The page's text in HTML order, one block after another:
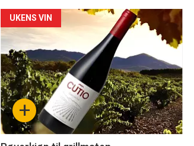
Forsiden
akkurat
nå
-
4 +
UKENS VIN